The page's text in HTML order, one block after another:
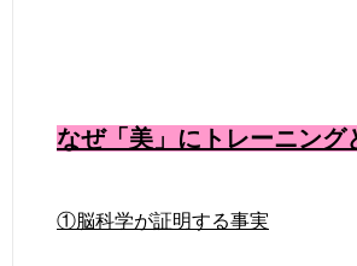
なぜ「美」にトレーニング
①脳科学が証明する事実